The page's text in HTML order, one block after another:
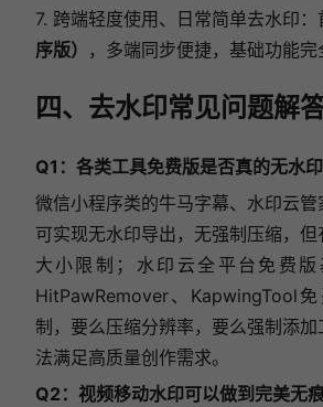
7. 跨端轻度使用、日常简单去水印：
序版）
，多端同步便捷，基础功能完
四、去水印常见问题解
Q1：各类工具免费版是否真的无水
微信小程序类的牛马字幕、水印云
可实现无水印导出，无强制压缩，
大小限制；水印云全平台免费版
HitPawRemover、KapwingTool
制，要么压缩分辨率，要么强制添
法满足高质量创作需求。
Q2：视频移动水印可以做到完美无